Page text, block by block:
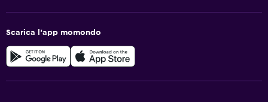
Scarica l'app momondo